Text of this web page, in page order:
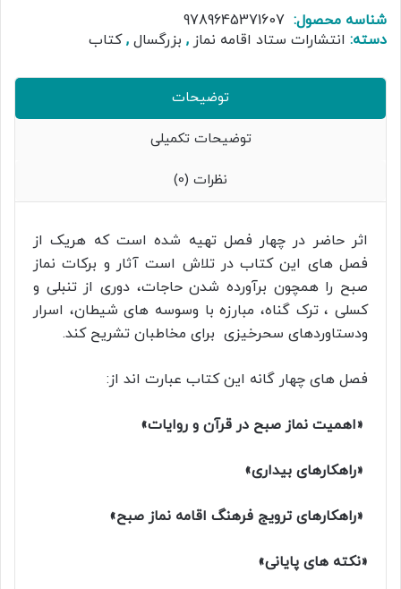
شناسه محصول: 9789645371607
دسته: انتشارات ستاد اقامه نماز , بزرگسال ,کتاب
توضیحات
توضیحات تکمیلی
نظرات (0)
اثر حاضر در چهار فصل تهیه شده است که هریک از
فصل های این کتاب در تلاش است آثار و برکات نماز
صبح را همچون برآورده شدن حاجات، دوری از تنبلی و
کسلی ، ترک گناه، مبارزه با وسوسه های شیطان، اسرار
ودستاوردهای سحرخیزی برای مخاطبان تشریح کند.
فصل های چهار گانه این کتاب عبارت اند از:
«اهمیت نماز صبح در قرآن و روایات»
«راهکارهای بیداری»
«راهکارهای ترویج فرهنگ اقامه نماز صبح»
«نکته های پایانی»